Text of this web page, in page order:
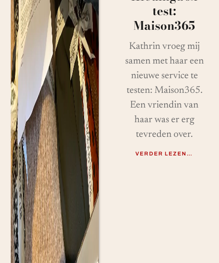
test:
Maison365
Kathrin vroeg mij
samen met haar een
nieuwe service te
testen: Maison365.
Een vriendin van
haar was er erg
tevreden over.
VERDER LEZEN…